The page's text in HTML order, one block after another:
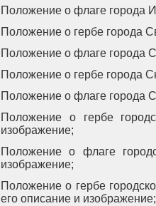
Положение о флаге города
Положение о гербе города
Положение о флаге города
Положение о гербе города
Положение о флаге города
Положение о гербе
изображение;
Положение о флаге
изображение;
Положение о гербе
его описание и изображение;